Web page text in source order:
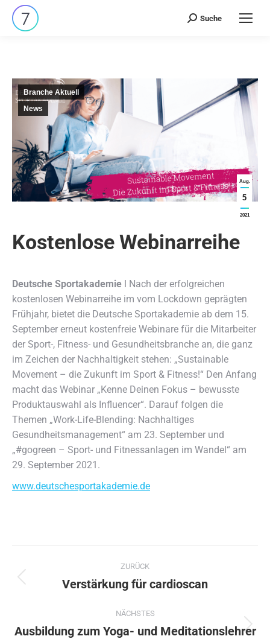
Search:
Suche
Aug.
5
2021
Branche Aktuell
News
Kostenlose Webinarreihe
Deutsche Sportakademie ǀ Nach der erfolgreichen
kostenlosen Webinarreihe im vom Lockdown geprägten
Frühjahr, bietet die Deutsche Sportakademie ab dem 15.
September erneut kostenfreie Webinare für die Mitarbeiter
der Sport-, Fitness- und Gesundheitsbranche an, die ganz
im Zeichen der Nachhaltigkeit stehen: „Sustainable
Movement – die Zukunft im Sport & Fitness!“ Den Anfang
macht das Webinar „Kenne Deinen Fokus – bewusste
Produktauswahl als Influencer“. Darauf folgen die
Themen „Work-Life-Blending: Nachhaltiges
Gesundheitsmanagement“ am 23. September und
„#gogreen – Sport- und Fitnessanlagen im Wandel“ am
29. September 2021.
www.deutschesportakademie.de
Kommentarnavigation
ZURÜCK
Vorheriger
Verstärkung für cardioscan
NÄCHSTES
Nächster
Ausbildung zum Yoga- und Meditationslehrer